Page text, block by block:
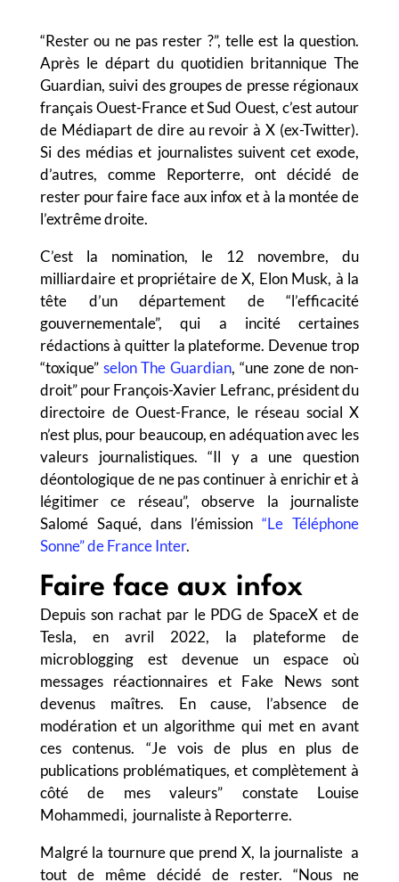
“Rester ou ne pas rester ?”, telle est la question.
Après le départ du quotidien britannique The
Guardian, suivi des groupes de presse régionaux
français Ouest-France et Sud Ouest, c’est autour
de Médiapart de dire au revoir à X (ex-Twitter).
Si des médias et journalistes suivent cet exode,
d’autres, comme Reporterre, ont décidé de
rester pour faire face aux infox et à la montée de
l’extrême droite.
C’est la nomination, le 12 novembre, du
milliardaire et propriétaire de X, Elon Musk, à la
tête d’un département de “l’efficacité
gouvernementale”, qui a incité certaines
rédactions à quitter la plateforme. Devenue trop
“toxique” selon The Guardian, “une zone de non-
droit” pour François-Xavier Lefranc, président du
directoire de Ouest-France, le réseau social X
n’est plus, pour beaucoup, en adéquation avec les
valeurs journalistiques. “Il y a une question
déontologique de ne pas continuer à enrichir et à
légitimer ce réseau”, observe la journaliste
Salomé Saqué, dans l’émission “Le Téléphone
Sonne” de France Inter.
Faire face aux infox
Depuis son rachat par le PDG de SpaceX et de
Tesla, en avril 2022, la plateforme de
microblogging est devenue un espace où
messages réactionnaires et Fake News sont
devenus maîtres. En cause, l’absence de
modération et un algorithme qui met en avant
ces contenus. “Je vois de plus en plus de
publications problématiques, et complètement à
côté de mes valeurs” constate Louise
Mohammedi, journaliste à Reporterre.
Malgré la tournure que prend X, la journaliste a
tout de même décidé de rester. “Nous ne